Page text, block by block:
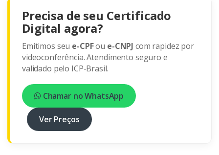
Precisa de seu Certificado
Digital agora?
Emitimos seu e-CPFou e-CNPJ com rapidez por
videoconferência. Atendimento seguro e
validado pelo ICP-Brasil.
Chamar no WhatsApp
Ver Preços